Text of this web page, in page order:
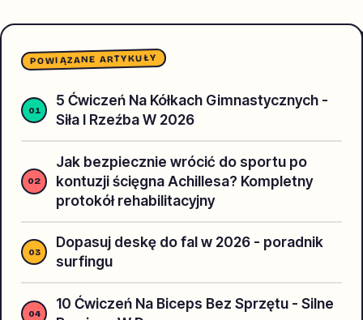
POWIĄZANE ARTYKUŁY
5 Ćwiczeń Na Kółkach Gimnastycznych -
Siła I Rzeźba W 2026
Jak bezpiecznie wrócić do sportu po
kontuzji ścięgna Achillesa? Kompletny
protokół rehabilitacyjny
Dopasuj deskę do fal w 2026 - poradnik
surfingu
10 Ćwiczeń Na Biceps Bez Sprzętu - Silne